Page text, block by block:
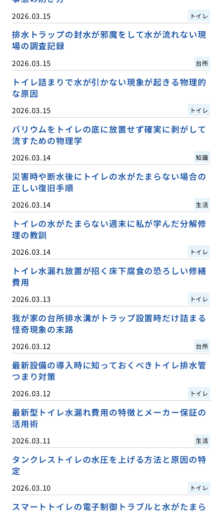
2026.03.15 トイレ
排水トラップの封水が邪魔をして水が流れない現
場の調査記録
2026.03.15 台所
トイレ詰まりで水が引かない現象が起きる物理的
な原因
2026.03.15 トイレ
バリウムをトイレの底に放置せず確実に剥がして
流すための物理学
2026.03.14 知識
災害時や断水後にトイレの水がたまらない場合の
正しい復旧手順
2026.03.14 生活
トイレの水がたまらない週末に私が学んだ分解修
理の教訓
2026.03.14 トイレ
トイレ水漏れ放置が招く床下腐食の恐ろしい修繕
費用
2026.03.13 トイレ
我が家の台所排水溝がトラップ設置時だけ詰まる
怪奇現象の末路
2026.03.12 台所
最新設備の導入時に知っておくべきトイレ排水管
つまり対策
2026.03.12 トイレ
最新型トイレ水漏れ費用の特徴とメーカー保証の
活用術
2026.03.11 生活
タンクレストイレの水圧を上げる方法と原因の特
定
2026.03.10 トイレ
スマートトイレの電子制御トラブルと水がたまら